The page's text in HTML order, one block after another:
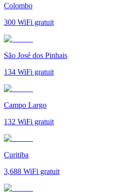
Colombo
300 WiFi gratuit
São José dos Pinhais
134 WiFi gratuit
Campo Largo
132 WiFi gratuit
Curitiba
3,688 WiFi gratuit